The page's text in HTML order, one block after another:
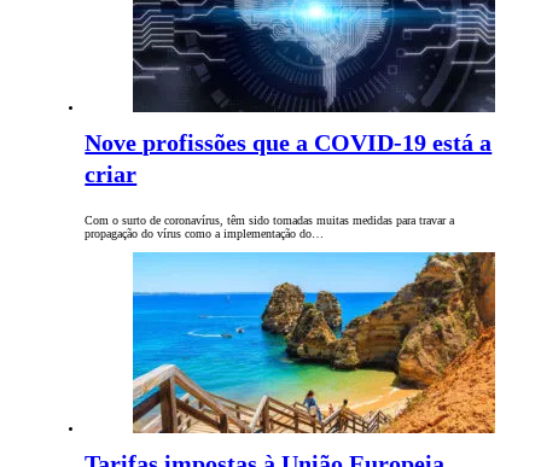
Nove profissões que a COVID-19 está a
criar
Com o surto de coronavírus, têm sido tomadas muitas medidas para travar a
propagação do vírus como a implementação do…